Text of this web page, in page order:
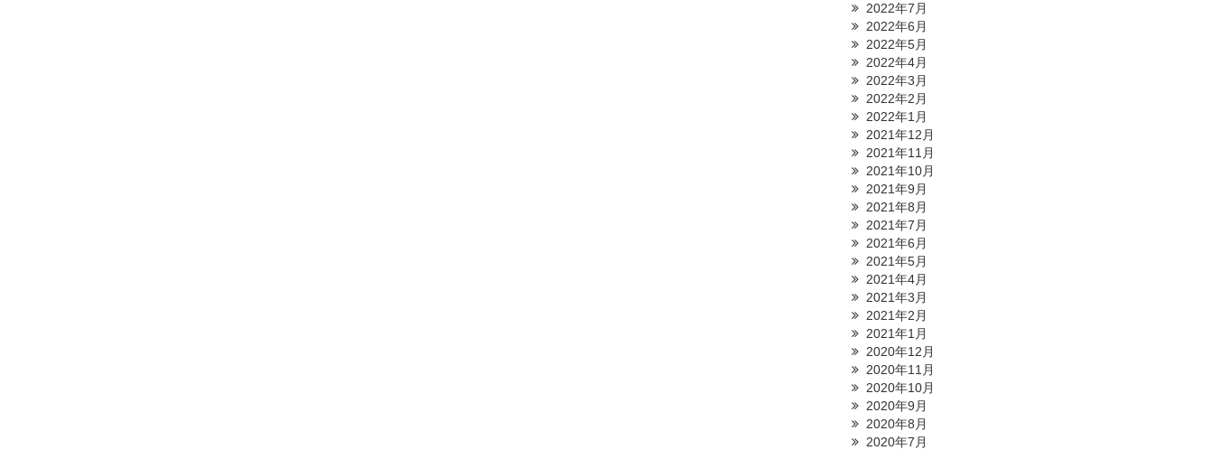
2022年7月
2022年6月
2022年5月
2022年4月
2022年3月
2022年2月
2022年1月
2021年12月
2021年11月
2021年10月
2021年9月
2021年8月
2021年7月
2021年6月
2021年5月
2021年4月
2021年3月
2021年2月
2021年1月
2020年12月
2020年11月
2020年10月
2020年9月
2020年8月
2020年7月